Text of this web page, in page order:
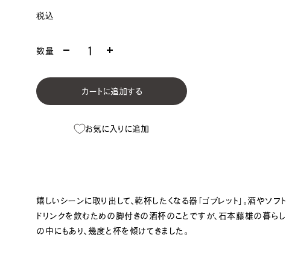
税込
数量
カートに追加する
お気に入りに追加
嬉しいシーンに取り出して、乾杯したくなる器「ゴブレット」。酒やソフト
ドリンクを飲むための脚付きの酒杯のことですが、石本藤雄の暮らし
の中にもあり、幾度と杯を傾けてきました。